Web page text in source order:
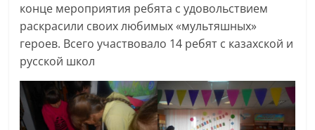
конце мероприятия ребята с удовольствием
раскрасили своих любимых «мультяшных»
героев. Всего участвовало 14 ребят с казахской и
русской школ